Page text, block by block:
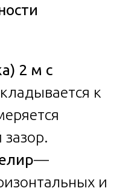
2 м с
к
—
и